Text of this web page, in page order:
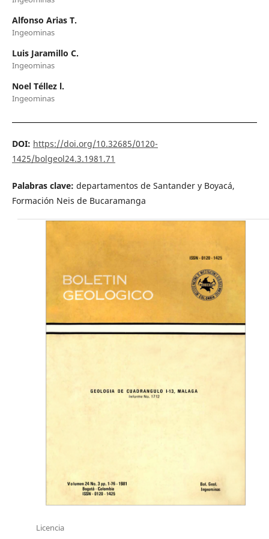
Alfonso Arias T.
Ingeominas
Luis Jaramillo C.
Ingeominas
Noel Téllez l.
Ingeominas
DOI: https://doi.org/10.32685/0120-
1425/bolgeol24.3.1981.71
Palabras clave: departamentos de Santander y Boyacá,
Formación Neis de Bucaramanga
Licencia